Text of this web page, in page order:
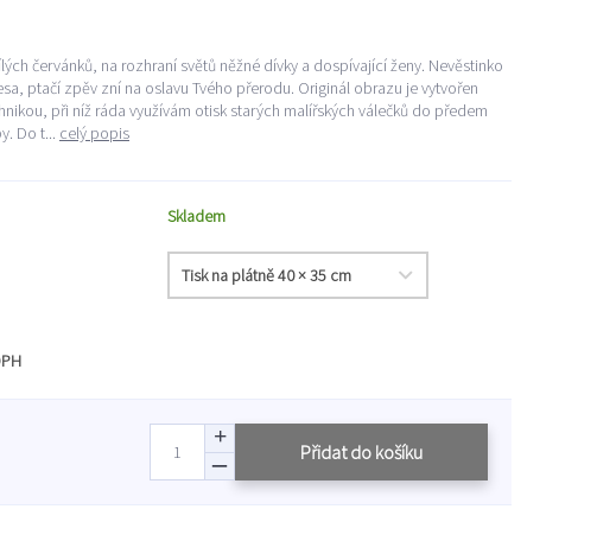
červánků, na rozhraní světů něžné dívky a dospívající ženy. Nevěstinko
ptačí zpěv zní na oslavu Tvého přerodu. Originál obrazu je vytvořen
při níž ráda využívám otisk starých malířských válečků do předem
Do t... celý popis
Skladem
Přidat do košíku